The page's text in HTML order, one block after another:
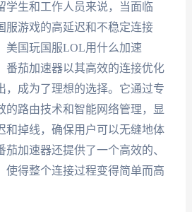
学生和工作人员来说，当面临
服游戏的高延迟和不稳定连接
美国玩国服LOL用什么加速
番茄加速器以其高效的连接优化
，成为了理想的选择。它通过专
的路由技术和智能网络管理，显
和掉线，确保用户可以无缝地体
加速器还提供了一个高效的、
使得整个连接过程变得简单而高